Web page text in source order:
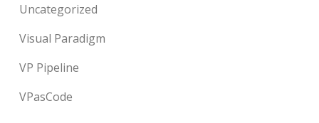
Uncategorized
Visual Paradigm
VP Pipeline
VPasCode